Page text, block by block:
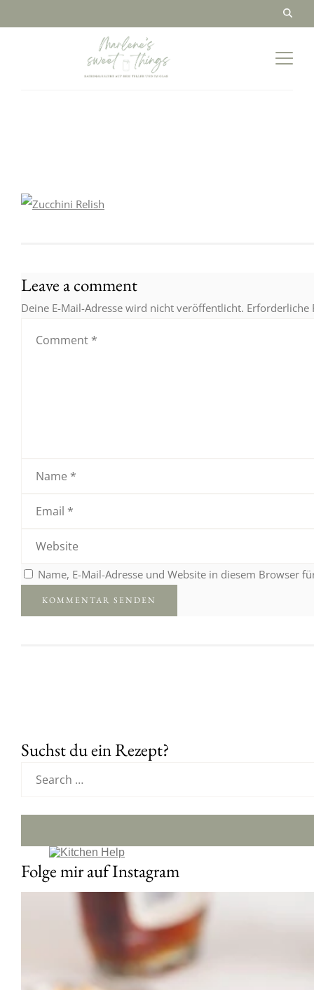
Leave a comment
Deine E-Mail-Adresse wird nicht veröffentlicht.
Name, E-Mail-Adresse und Website in diesem Browser
Suchst du ein Rezept?
Folge mir auf Instagram